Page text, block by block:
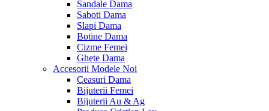
Sandale Dama
Saboti Dama
Slapi Dama
Botine Dama
Cizme Femei
Ghete Dama
Accesorii Modele Noi
Ceasuri Dama
Bijuterii Femei
Bijuterii Au & Ag